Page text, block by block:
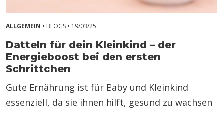
ALLGEMEIN • BLOGS • 19/03/25
Datteln für dein Kleinkind – der
Energieboost bei den ersten
Schrittchen
Gute Ernährung ist für Baby und Kleinkind
essenziell, da sie ihnen hilft, gesund zu wachsen